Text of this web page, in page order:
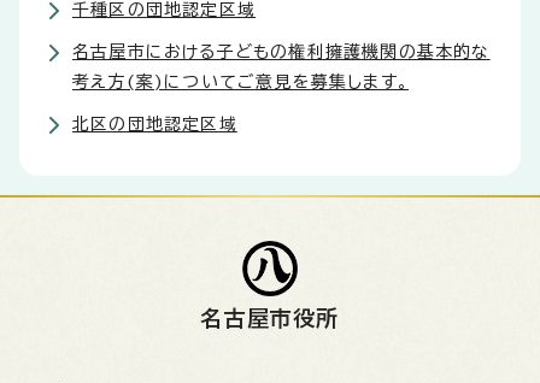
千種区の団地認定区域
名古屋市における子どもの権利擁護機関の基本的な
考え方(案)についてご意見を募集します。
北区の団地認定区域
名古屋市役所